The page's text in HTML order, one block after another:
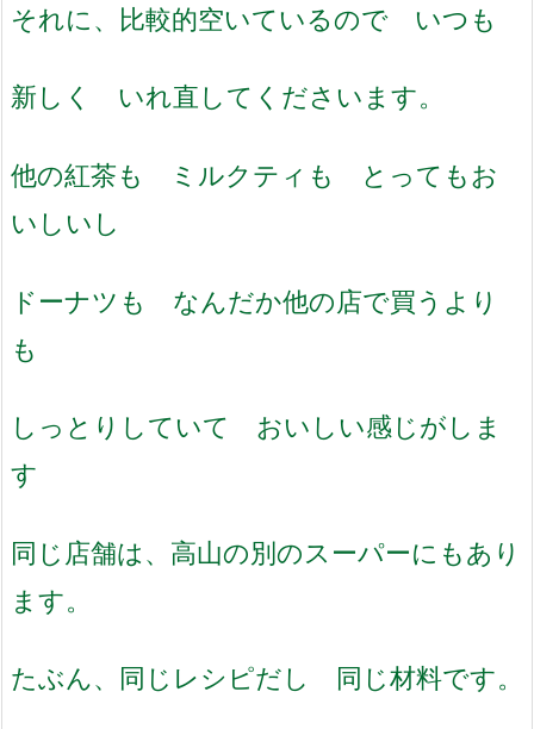
それに、比較的空いているので いつも
新しく いれ直してくださいます。
他の紅茶も ミルクティも とってもお
いしいし
ドーナツも なんだか他の店で買うより
も
しっとりしていて おいしい感じがしま
す
同じ店舗は、高山の別のスーパーにもあり
ます。
たぶん、同じレシピだし 同じ材料です。